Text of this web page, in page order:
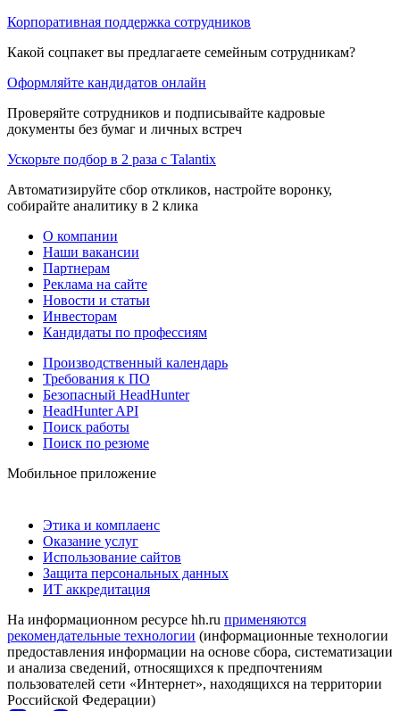
Корпоративная поддержка сотрудников
Какой соцпакет вы предлагаете семейным сотрудникам?
Оформляйте кандидатов онлайн
Проверяйте сотрудников и подписывайте кадровые
документы без бумаг и личных встреч
Ускорьте подбор в 2 раза с Talantix
Автоматизируйте сбор откликов, настройте воронку,
собирайте аналитику в 2 клика
О компании
Наши вакансии
Партнерам
Реклама на сайте
Новости и статьи
Инвесторам
Кандидаты по профессиям
Производственный календарь
Требования к ПО
Безопасный HeadHunter
HeadHunter API
Поиск работы
Поиск по резюме
Мобильное приложение
Этика и комплаенс
Оказание услуг
Использование сайтов
Защита персональных данных
ИТ аккредитация
На информационном ресурсе hh.ru применяются
рекомендательные технологии (информационные технологии
предоставления информации на основе сбора, систематизации
и анализа сведений, относящихся к предпочтениям
пользователей сети «Интернет», находящихся на территории
Российской Федерации)